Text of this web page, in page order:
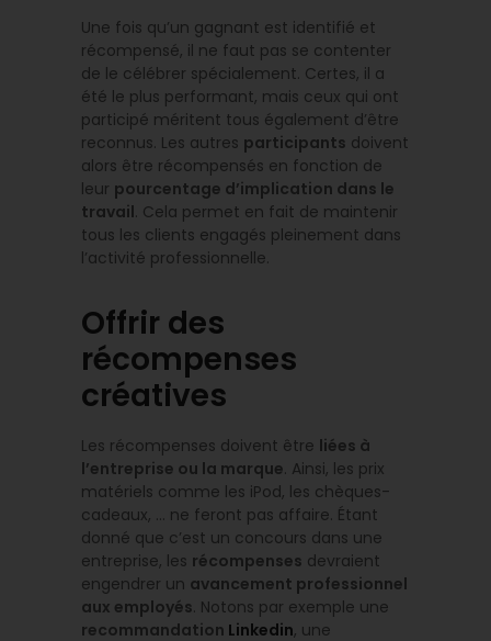
Une fois qu’un gagnant est identifié et
récompensé, il ne faut pas se contenter
de le célébrer spécialement. Certes, il a
été le plus performant, mais ceux qui ont
participé méritent tous également d’être
reconnus. Les autres participants doivent
alors être récompensés en fonction de
leur pourcentage d’implication dans le
travail. Cela permet en fait de maintenir
tous les clients engagés pleinement dans
l’activité professionnelle.
Offrir des
récompenses
créatives
Les récompenses doivent être liées à
l’entreprise ou la marque. Ainsi, les prix
matériels comme les iPod, les chèques-
cadeaux, … ne feront pas affaire. Étant
donné que c’est un concours dans une
entreprise, les récompenses devraient
engendrer un avancement professionnel
aux employés. Notons par exemple une
recommandation Linkedin, une